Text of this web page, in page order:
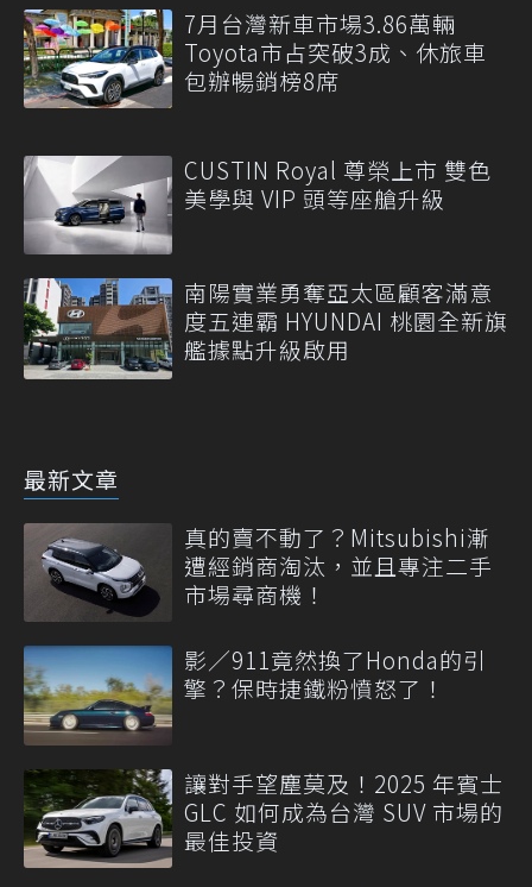
7月台灣新車市場3.86萬輛
Toyota市占突破3成、休旅車
包辦暢銷榜8席
CUSTIN Royal 尊榮上市 雙色
美學與 VIP 頭等座艙升級
南陽實業勇奪亞太區顧客滿意
度五連霸 HYUNDAI 桃園全新旗
艦據點升級啟用
最新文章
真的賣不動了？Mitsubishi漸
遭經銷商淘汰，並且專注二手
市場尋商機！
影／911竟然換了Honda的引
擎？保時捷鐵粉憤怒了！
讓對手望塵莫及！2025 年賓士
GLC 如何成為台灣 SUV 市場的
最佳投資